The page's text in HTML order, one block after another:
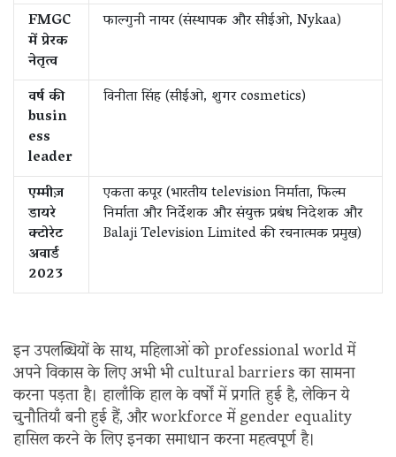
FMGC
में प्रेरक
नेतृत्व
फाल्गुनी नायर (संस्थापक और सीईओ, Nykaa)
वर्ष की
busin
ess
leader
विनीता सिंह (सीईओ, शुगर cosmetics)
एम्मीज़
डायरे
क्टोरेट
अवार्ड
2023
एकता कपूर (भारतीय television निर्माता, फिल्म
निर्माता और निर्देशक और संयुक्त प्रबंध निदेशक और
Balaji Television Limited की रचनात्मक प्रमुख)
इन उपलब्धियों के साथ, महिलाओं को professional world में
अपने विकास के लिए अभी भी cultural barriers का सामना
करना पड़ता है। हालाँकि हाल के वर्षों में प्रगति हुई है, लेकिन ये
चुनौतियाँ बनी हुई हैं, और workforce में gender equality
हासिल करने के लिए इनका समाधान करना महत्वपूर्ण है।